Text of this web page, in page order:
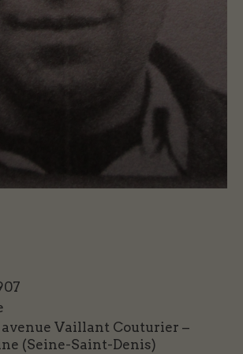
avenue Vaillant Couturier –
(Seine-Saint-Denis)